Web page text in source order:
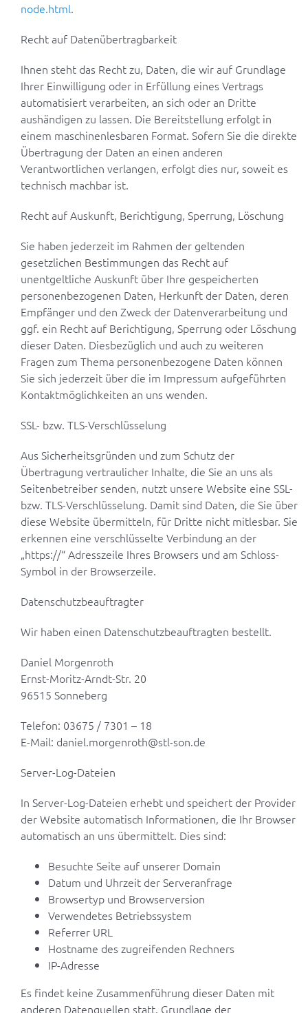
node.html.
Recht auf Datenübertragbarkeit
Ihnen steht das Recht zu, Daten, die wir auf Grundlage
Ihrer Einwilligung oder in Erfüllung eines Vertrags
automatisiert verarbeiten, an sich oder an Dritte
aushändigen zu lassen. Die Bereitstellung erfolgt in
einem maschinenlesbaren Format. Sofern Sie die direkte
Übertragung der Daten an einen anderen
Verantwortlichen verlangen, erfolgt dies nur, soweit es
technisch machbar ist.
Recht auf Auskunft, Berichtigung, Sperrung, Löschung
Sie haben jederzeit im Rahmen der geltenden
gesetzlichen Bestimmungen das Recht auf
unentgeltliche Auskunft über Ihre gespeicherten
personenbezogenen Daten, Herkunft der Daten, deren
Empfänger und den Zweck der Datenverarbeitung und
ggf. ein Recht auf Berichtigung, Sperrung oder Löschung
dieser Daten. Diesbezüglich und auch zu weiteren
Fragen zum Thema personenbezogene Daten können
Sie sich jederzeit über die im Impressum aufgeführten
Kontaktmöglichkeiten an uns wenden.
SSL- bzw. TLS-Verschlüsselung
Aus Sicherheitsgründen und zum Schutz der
Übertragung vertraulicher Inhalte, die Sie an uns als
Seitenbetreiber senden, nutzt unsere Website eine SSL-
bzw. TLS-Verschlüsselung. Damit sind Daten, die Sie über
diese Website übermitteln, für Dritte nicht mitlesbar. Sie
erkennen eine verschlüsselte Verbindung an der
„https://“ Adresszeile Ihres Browsers und am Schloss-
Symbol in der Browserzeile.
Datenschutzbeauftragter
Wir haben einen Datenschutzbeauftragten bestellt.
Daniel Morgenroth
Ernst-Moritz-Arndt-Str. 20
96515 Sonneberg
Telefon: 03675 / 7301 – 18
E-Mail: daniel.morgenroth@stl-son.de
Server-Log-Dateien
In Server-Log-Dateien erhebt und speichert der Provider
der Website automatisch Informationen, die Ihr Browser
automatisch an uns übermittelt. Dies sind:
Besuchte Seite auf unserer Domain
Datum und Uhrzeit der Serveranfrage
Browsertyp und Browserversion
Verwendetes Betriebssystem
Referrer URL
Hostname des zugreifenden Rechners
IP-Adresse
Es findet keine Zusammenführung dieser Daten mit
anderen Datenquellen statt. Grundlage der